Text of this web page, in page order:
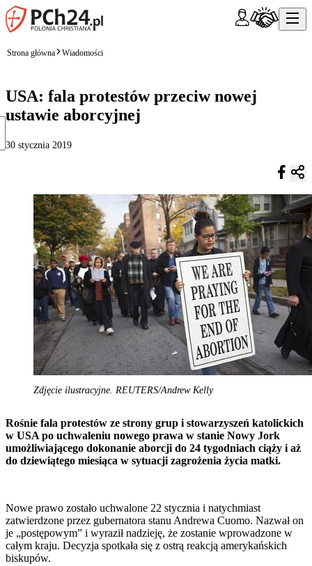
Strona główna Wiadomości
USA: fala protestów przeciw nowej
ustawie aborcyjnej
30 stycznia 2019
Zdjęcie ilustracyjne. REUTERS/Andrew Kelly
Rośnie fala protestów ze strony grup i stowarzyszeń katolickich
w USA po uchwaleniu nowego prawa w stanie Nowy Jork
umożliwiającego dokonanie aborcji do 24 tygodniach ciąży i aż
do dziewiątego miesiąca w sytuacji zagrożenia życia matki.
Nowe prawo zostało uchwalone 22 stycznia i natychmiast
zatwierdzone przez gubernatora stanu Andrewa Cuomo. Nazwał on
je „postępowym” i wyraził nadzieję, że zostanie wprowadzone w
całym kraju. Decyzja spotkała się z ostrą reakcją amerykańskich
biskupów.